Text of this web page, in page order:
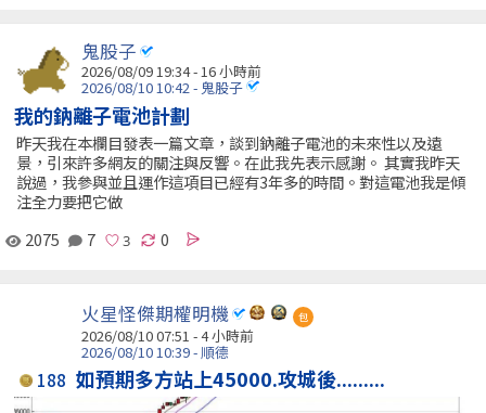
鬼股子
2026/08/09 19:34 -16 小時前
2026/08/10 10:42 - 鬼股子
我的鈉離子電池計劃
昨天我在本欄目發表一篇文章，談到鈉離子電池的未來性以及遠
景，引來許多網友的關注與反響。在此我先表示感謝。 其實我昨天
說過，我參與並且運作這項目已經有3年多的時間。對這電池我是傾
注全力要把它做
2075
7 0
火星怪傑期權明機 包
2026/08/10 07:51 -4 小時前
2026/08/10 10:39 - 順德
188 如預期多方站上45000.攻城後.........